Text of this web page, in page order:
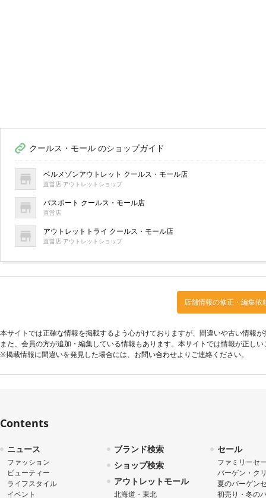
クールス・モール のショップガイド
ベルメゾンアウトレット クールス・モール店
直営店·アウトレットショップ
パスポート クールス・モール店
直営店
アウトレットトライ クールス・モール店
直営店·アウトレットショップ
店舗情報の修正・編集依
本サイトでは正確な情報を掲載するよう心がけておりますが、間違いや古い情報
また、会員の方が追加・編集している情報もあります。本サイトでは情報が正し
※掲載情報に間違いを発見した場合には、 お問い合わせよりご連絡ください。
Contents
ニュース
ファッション
ビューティー
ライフスタイル
イベント
ブランド検索
ショップ検索
アウトレットモール
北海道・東北
セール
ファミリーセ
バーゲン・ク
夏のバーゲン
初売り・冬の